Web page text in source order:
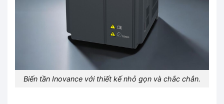
Biến tần Inovance với thiết kế nhỏ gọn và chắc chắn.